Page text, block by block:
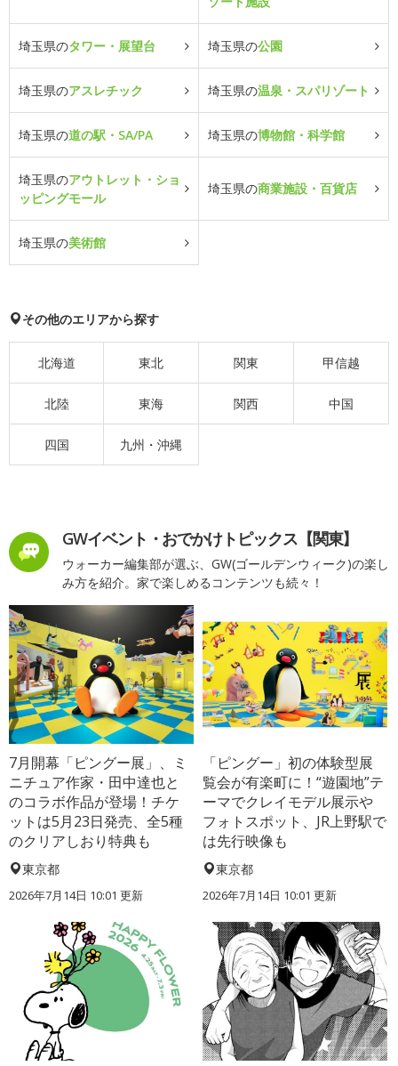
埼玉県のタワー・展望台 埼玉県の公園
埼玉県のアスレチック 埼玉県の温泉・スパリゾート
埼玉県の道の駅・SA/PA 埼玉県の博物館・科学館
埼玉県のアウトレット・ショ
ッピングモール
埼玉県の商業施設・百貨店
埼玉県の美術館
その他のエリアから探す
北海道 東北 関東 甲信越
北陸 東海 関西 中国
四国 九州・沖縄
GWイベント・おでかけトピックス【関東】
ウォーカー編集部が選ぶ、GW(ゴールデンウィーク)の楽し
み方を紹介。家で楽しめるコンテンツも続々！
7月開幕「ピングー展」、ミ
ニチュア作家・田中達也と
のコラボ作品が登場！チケ
ットは5月23日発売、全5種
のクリアしおり特典も
東京都
2026年7月14日 10:01 更新
「ピングー」初の体験型展
覧会が有楽町に！“遊園地”テ
ーマでクレイモデル展示や
フォトスポット、JR上野駅で
は先行映像も
東京都
2026年7月14日 10:01 更新